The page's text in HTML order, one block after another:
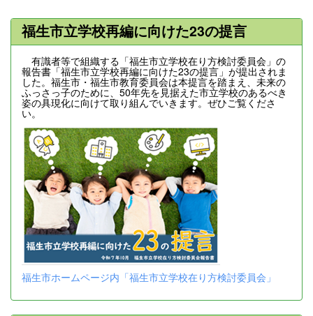
福生市立学校再編に向けた23の提言
有識者等で組織する「福生市立学校在り方検討委員会」の
報告書「福生市立学校再編に向けた23の提言」が提出されま
した。福生市・福生市教育委員会は本提言を踏まえ、未来の
ふっさっ子のために、50年先を見据えた市立学校のあるべき
姿の具現化に向けて取り組んでいきます。ぜひご覧くださ
い。
福生市ホームページ内「福生市立学校在り方検討委員会」